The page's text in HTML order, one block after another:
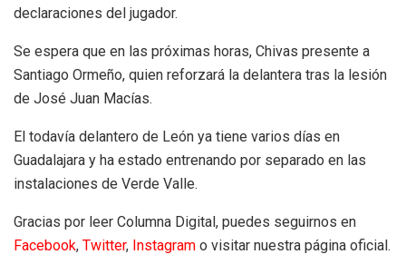
declaraciones del jugador.
Se espera que en las próximas horas, Chivas presente a
Santiago Ormeño, quien reforzará la delantera tras la lesión
de José Juan Macías.
El todavía delantero de León ya tiene varios días en
Guadalajara y ha estado entrenando por separado en las
instalaciones de Verde Valle.
Gracias por leer Columna Digital, puedes seguirnos en
Facebook, Twitter, Instagram o visitar nuestra página oficial.